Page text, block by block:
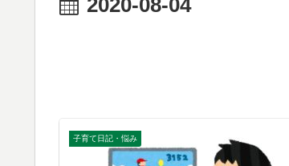
子育て日記・悩み